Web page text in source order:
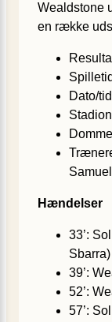
Wealdstone
en række
Dato/
Hændelser
33’:
39’:
52’:
57’: